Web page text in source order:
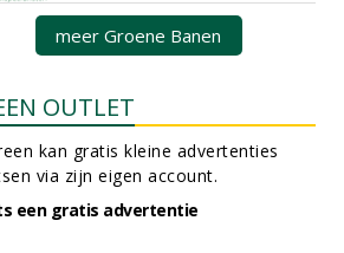
meer Groene Banen
OUTLET
kan gratis kleine advertenties
via zijn eigen account.
een gratis advertentie